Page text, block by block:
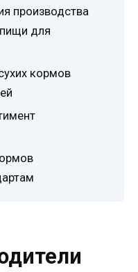
производства
для
кормов